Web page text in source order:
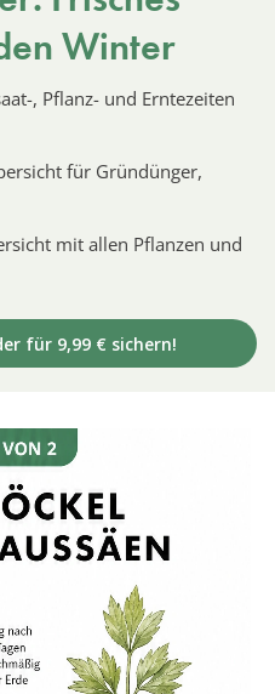
Winter
, Pflanz- und Erntezeiten
für Gründünger,
mit allen Pflanzen und
für 9,99 € sichern!